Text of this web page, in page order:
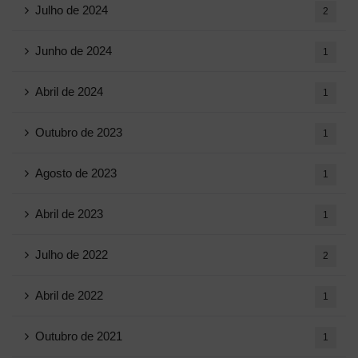
Julho de 2024 2
Junho de 2024 1
Abril de 2024 1
Outubro de 2023 1
Agosto de 2023 1
Abril de 2023 1
Julho de 2022 2
Abril de 2022 1
Outubro de 2021 1